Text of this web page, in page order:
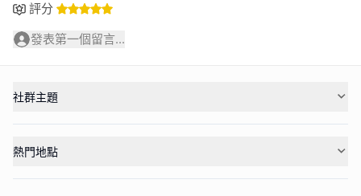
評分
發表第一個留言...
社群主題
熱門地點